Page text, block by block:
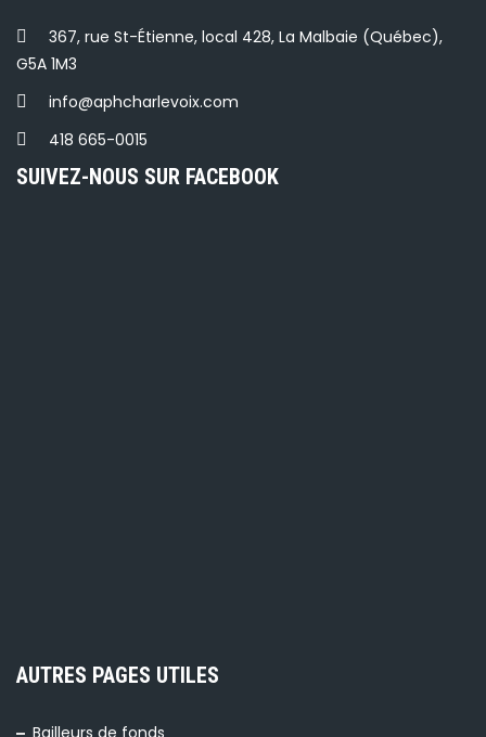
367, rue St-Étienne, local 428, La Malbaie (Québec),
G5A 1M3
info@aphcharlevoix.com
418 665-0015
SUIVEZ-NOUS SUR FACEBOOK
AUTRES PAGES UTILES
Bailleurs de fonds